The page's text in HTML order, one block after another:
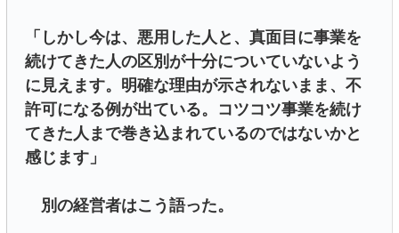
「しかし今は、悪用した人と、真面目に事業を
続けてきた人の区別が十分についていないよう
に見えます。明確な理由が示されないまま、不
許可になる例が出ている。コツコツ事業を続け
てきた人まで巻き込まれているのではないかと
感じます」
別の経営者はこう語った。